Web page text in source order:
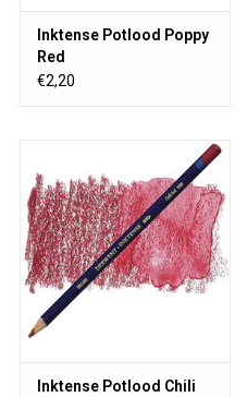
Inktense Potlood Poppy
Red
€2,20
Inktense Potlood Chili